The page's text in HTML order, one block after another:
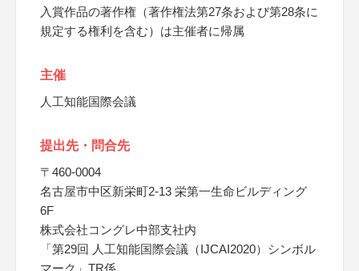
入賞作品の著作権（著作権法第27条および第28条に
規定する権利を含む）は主催者に帰属
主催
人工知能国際会議
提出先・問合先
〒460-0004
名古屋市中区新栄町2-13 栄第一生命ビルディング
6F
株式会社コングレ中部支社内
「第29回 人工知能国際会議（IJCAI2020）シンボル
マーク」TR係